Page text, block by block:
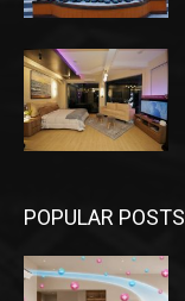
POPULAR POSTS